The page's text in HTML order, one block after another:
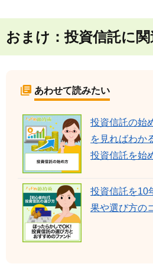
おまけ：投資信託に
あわせて読みたい
投資信託の始
を見ればわか
投資信託を始
投資信託を10
果や選び方の